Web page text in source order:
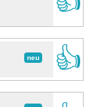
neu
👍